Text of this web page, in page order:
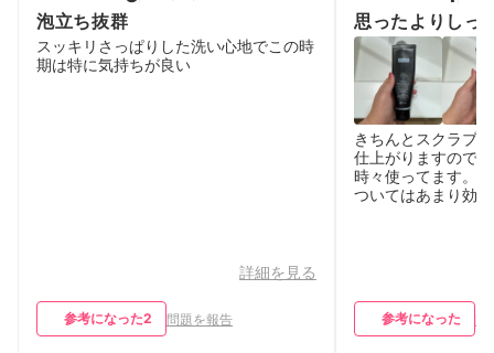
泡立ち抜群
スッキリさっぱりした洗い心地でこの時
期は特に気持ちが良い
詳細を見る
参考になった2 問題を報告
思ったよりしっ
きちんとスクラブ
仕上がりますので
時々使ってます。
ついてはあまり効
参考になった